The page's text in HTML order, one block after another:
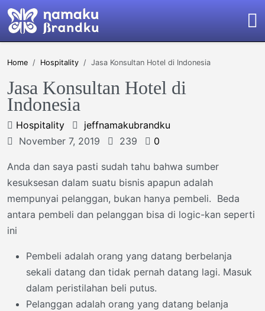
Home Hospitality Jasa Konsultan Hotel di Indonesia
Jasa Konsultan Hotel di
Indonesia
Hospitality
jeffnamakubrandku
November 7, 2019
239 0
Anda dan saya pasti sudah tahu bahwa sumber
kesuksesan dalam suatu bisnis apapun adalah
mempunyai pelanggan, bukan hanya pembeli. Beda
antara pembeli dan pelanggan bisa di logic-kan seperti
ini
Pembeli adalah orang yang datang berbelanja
sekali datang dan tidak pernah datang lagi. Masuk
dalam peristilahan beli putus.
Pelanggan adalah orang yang datang belanja